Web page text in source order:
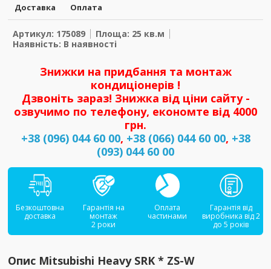
Доставка Оплата
Артикул: 175089
Площа: 25 кв.м
Наявність: В наявності
Знижки на придбання та монтаж
кондиціонерів !
Дзвоніть зараз! Знижка від ціни сайту -
озвучимо по телефону, економте від 4000
грн.
+38 (096) 044 60 00, +38 (066) 044 60 00, +38
(093) 044 60 00
Безкоштовна
доставка
Гарантія на
монтаж
2 роки
Оплата
частинами
Гарантія від
виробника від 2
до 5 років
Опис Mitsubishi Heavy SRK * ZS-W